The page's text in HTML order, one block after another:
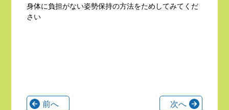
身体に負担がない姿勢保持の方法をためしてみてくだ
さい
前へ 次へ